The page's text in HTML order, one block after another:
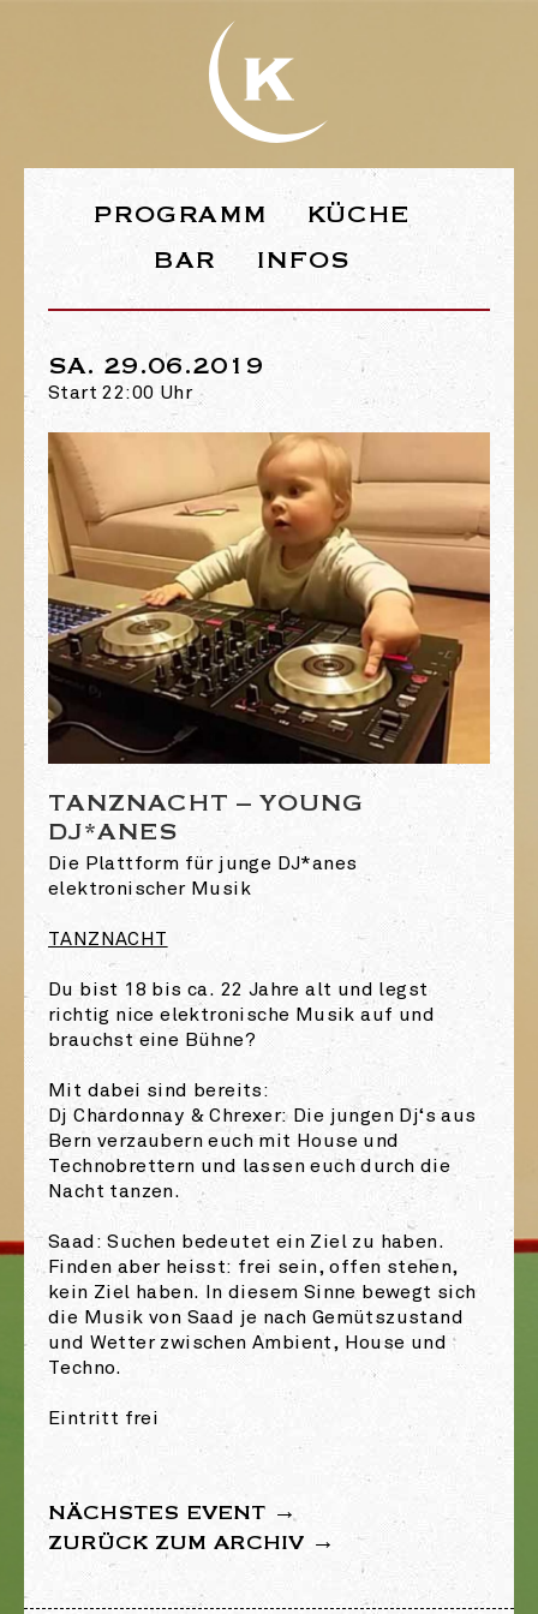
PROGRAMM
KÜCHE
BAR
INFOS
SA. 29.06.2019
Start 22:00 Uhr
TANZNACHT – YOUNG
DJ*ANES
Die Plattform für junge DJ*anes
elektronischer Musik
TANZNACHT
Du bist 18 bis ca. 22 Jahre alt und legst
richtig nice elektronische Musik auf und
brauchst eine Bühne?
Mit dabei sind bereits:
Dj Chardonnay & Chrexer: Die jungen Dj‘s aus
Bern verzaubern euch mit House und
Technobrettern und lassen euch durch die
Nacht tanzen.
Saad: Suchen bedeutet ein Ziel zu haben.
Finden aber heisst: frei sein, offen stehen,
kein Ziel haben. In diesem Sinne bewegt sich
die Musik von Saad je nach Gemütszustand
und Wetter zwischen Ambient, House und
Techno.
Eintritt frei
NÄCHSTES EVENT →
ZURÜCK ZUM ARCHIV →